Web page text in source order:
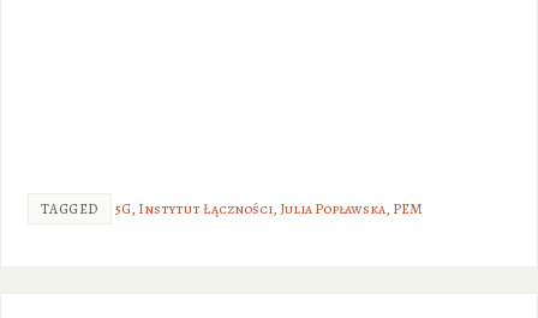
TAGGED 5G, Instytut Łączności,Julia Popławska, PEM